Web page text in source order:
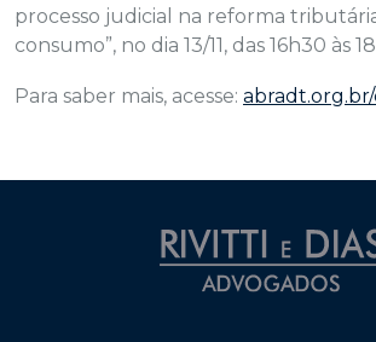
processo judicial na reforma
consumo”, no dia 13/11, das 16h30 às
Para saber mais, acesse: